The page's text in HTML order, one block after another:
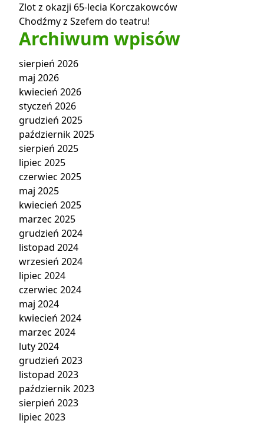
Zlot z okazji 65-lecia Korczakowców
Chodźmy z Szefem do teatru!
Archiwum wpisów
sierpień 2026
maj 2026
kwiecień 2026
styczeń 2026
grudzień 2025
październik 2025
sierpień 2025
lipiec 2025
czerwiec 2025
maj 2025
kwiecień 2025
marzec 2025
grudzień 2024
listopad 2024
wrzesień 2024
lipiec 2024
czerwiec 2024
maj 2024
kwiecień 2024
marzec 2024
luty 2024
grudzień 2023
listopad 2023
październik 2023
sierpień 2023
lipiec 2023